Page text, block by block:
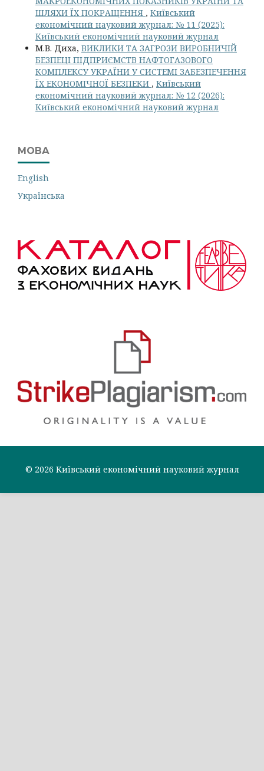
ШЛЯХИ ЇХ ПОКРАЩЕННЯ , Київський
економічний науковий журнал: № 11 (2025):
Київський економічний науковий журнал
М.В. Диха, ВИКЛИКИ ТА ЗАГРОЗИ ВИРОБНИЧІЙ
БЕЗПЕЦІ ПІДПРИЄМСТВ НАФТОГАЗОВОГО
КОМПЛЕКСУ УКРАЇНИ У СИСТЕМІ ЗАБЕЗПЕЧЕННЯ
ЇХ ЕКОНОМІЧНОЇ БЕЗПЕКИ , Київський
економічний науковий журнал: № 12 (2026):
Київський економічний науковий журнал
МОВА
English
Українська
© 2026 Київський економічний науковий журнал